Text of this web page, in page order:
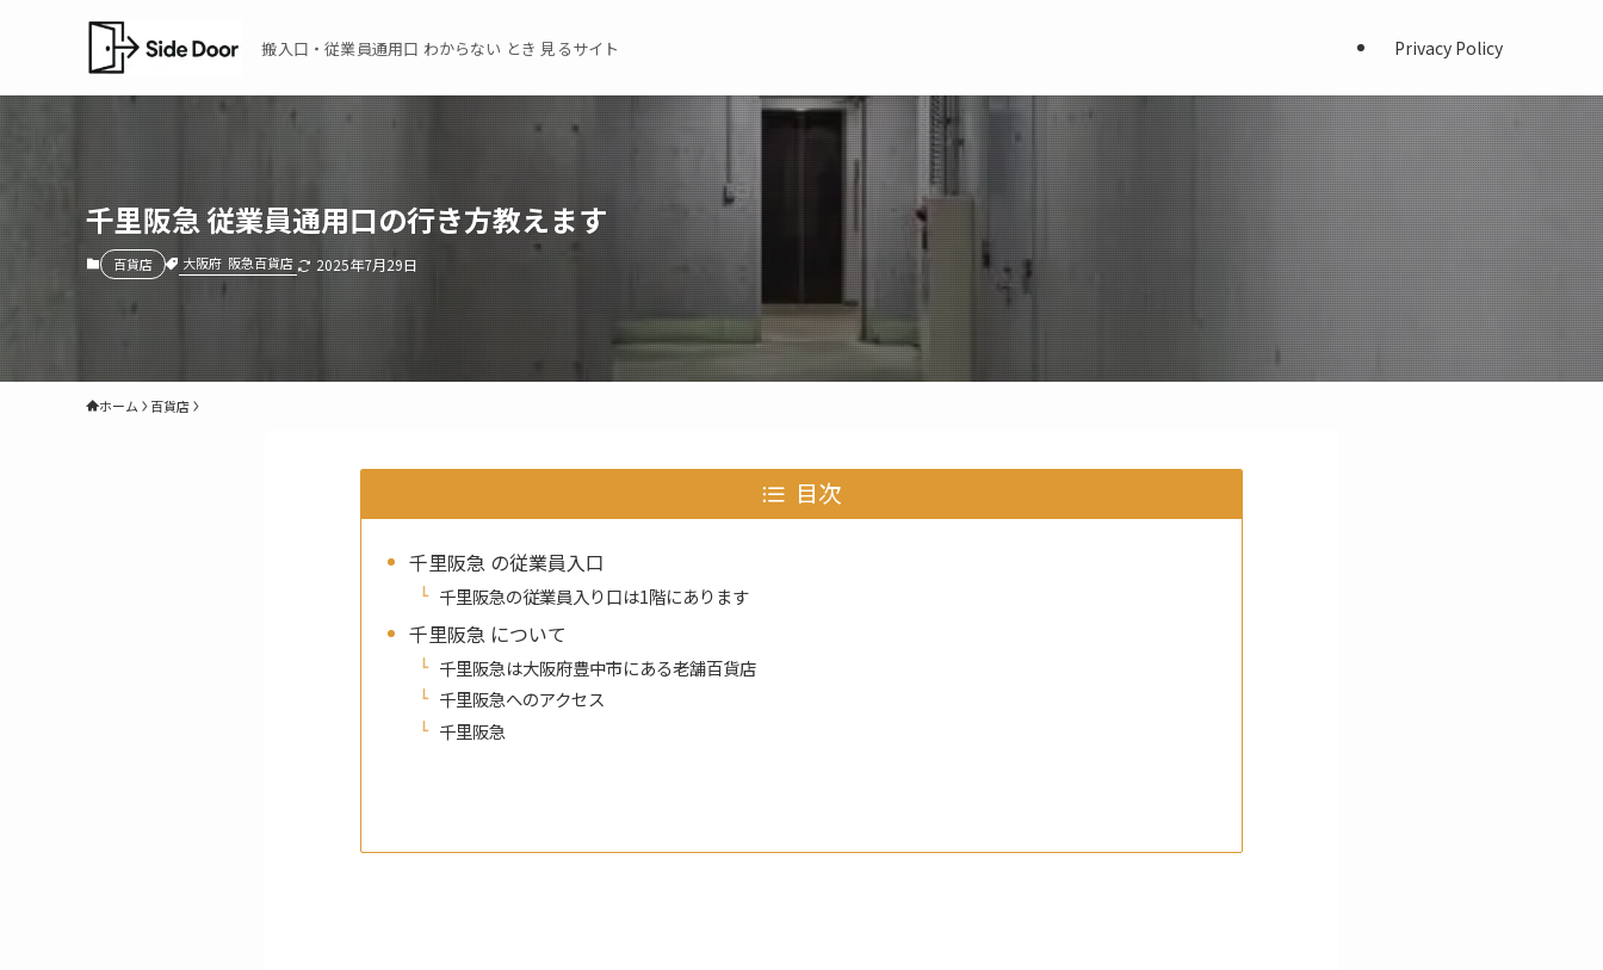
搬入口・従業員通用口 わからない とき 見るサイト Privacy Policy
千里阪急 従業員通用口の行き方教えます
百貨店 大阪府 阪急百貨店 2025年7月29日
ホーム 百貨店
目次
千里阪急 の従業員入口
千里阪急の従業員入り口は1階にあります
千里阪急 について
千里阪急は大阪府豊中市にある老舗百貨店
千里阪急へのアクセス
千里阪急